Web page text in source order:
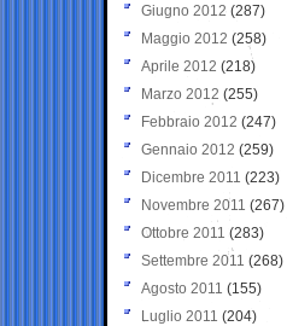
Giugno 2012 (287)
Maggio 2012 (258)
Aprile 2012 (218)
Marzo 2012 (255)
Febbraio 2012 (247)
Gennaio 2012 (259)
Dicembre 2011 (223)
Novembre 2011 (267)
Ottobre 2011 (283)
Settembre 2011 (268)
Agosto 2011 (155)
Luglio 2011 (204)